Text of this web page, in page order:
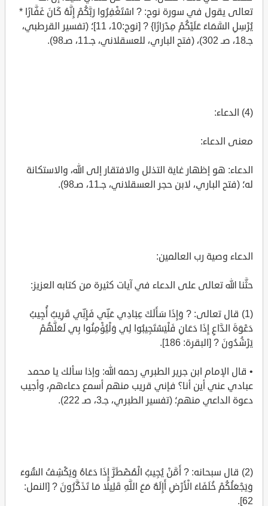
تعالى يقول في سورة نوح: ? اسْتَغْفِرُوا رَبَّكُمْ إِنَّهُ كَانَ غَفَّارًا *
يُرْسِلِ السَّمَاءَ عَلَيْكُمْ مِدْرَارًا} ? [نوح:10، 11]؛ (تفسير القرطبي،
جـ18، صـ 302)، (فتح الباري، للعسقلاني، جـ11، صـ98).
(4) الدعاء:
معنى الدعاء:
الدعاء: هو إظهار غاية التذلل والافتقار إلى الله، والاستكانة
له؛ (فتح الباري، لابن حجر العسقلاني، جـ11، صـ98).
الدعاء وصية رب العالمين:
حثَّنا الله تعالى على الدعاء في آيات كثيرة من كتابه العزيز:
(1) قال تعالى: ? وَإِذَا سَأَلَكَ عِبَادِي عَنِّي فَإِنِّي قَرِيبٌ أُجِيبُ
دَعْوَةَ الدَّاعِ إِذَا دَعَانِ فَلْيَسْتَجِيبُوا لِي وَلْيُؤْمِنُوا بِي لَعَلَّهُمْ
يَرْشُدُونَ ? [البقرة: 186].
• قال الإمام ابن جرير الطبري رحمه الله: وإذا سألك يا محمد
عبادي عني أين أنا؟ فإني قريب منهم أسمع دعاءهم، وأجيب
دعوة الداعي منهم؛ (تفسير الطبري، جـ3، صـ 222).
(2) قال سبحانه: ? أَمَّنْ يُجِيبُ الْمُضْطَرَّ إِذَا دَعَاهُ وَيَكْشِفُ السُّوءَ
وَيَجْعَلُكُمْ خُلَفَاءَ الْأَرْضِ أَإِلَهٌ مَعَ اللَّهِ قَلِيلًا مَا تَذَكَّرُونَ ? [النمل:
62].